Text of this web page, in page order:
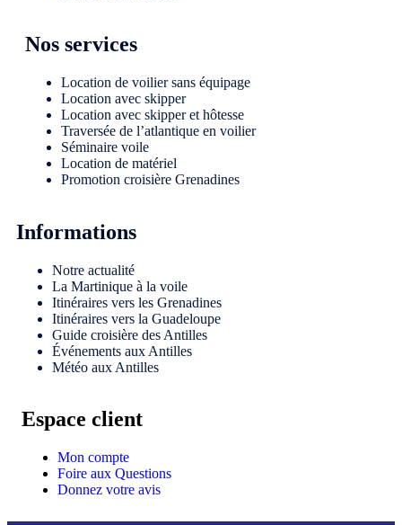
Nos services
Location de voilier sans équipage
Location avec skipper
Location avec skipper et hôtesse
Traversée de l’atlantique en voilier
Séminaire voile
Location de matériel
Promotion croisière Grenadines
Informations
Notre actualité
La Martinique à la voile
Itinéraires vers les Grenadines
Itinéraires vers la Guadeloupe
Guide croisière des Antilles
Événements aux Antilles
Météo aux Antilles
Espace client
Mon compte
Foire aux Questions
Donnez votre avis